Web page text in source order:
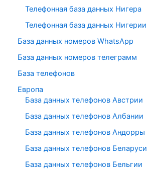
Телефонная база данных Нигера
Телефонная база данных Нигерии
База данных номеров WhatsApp
База данных номеров телеграмм
База телефонов
Европа
База данных телефонов Австрии
База данных телефонов Албании
База данных телефонов Андорры
База данных телефонов Беларуси
База данных телефонов Бельгии